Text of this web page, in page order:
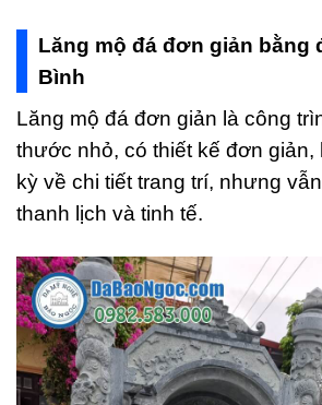
Lăng mộ đá đơn giản bằng
Bình
Lăng mộ đá đơn giản là công
thước nhỏ, có thiết kế đơn giản,
kỳ về chi tiết trang trí, nhưng
thanh lịch và tinh tế.